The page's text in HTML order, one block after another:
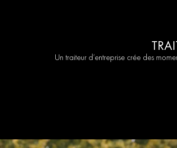
Un traiteur d’entreprise crée des